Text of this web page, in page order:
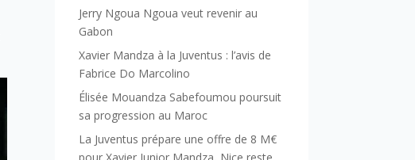
Jerry Ngoua Ngoua veut revenir au
Gabon
Xavier Mandza à la Juventus : l’avis de
Fabrice Do Marcolino
Élisée Mouandza Sabefoumou poursuit
sa progression au Maroc
La Juventus prépare une offre de 8 M€